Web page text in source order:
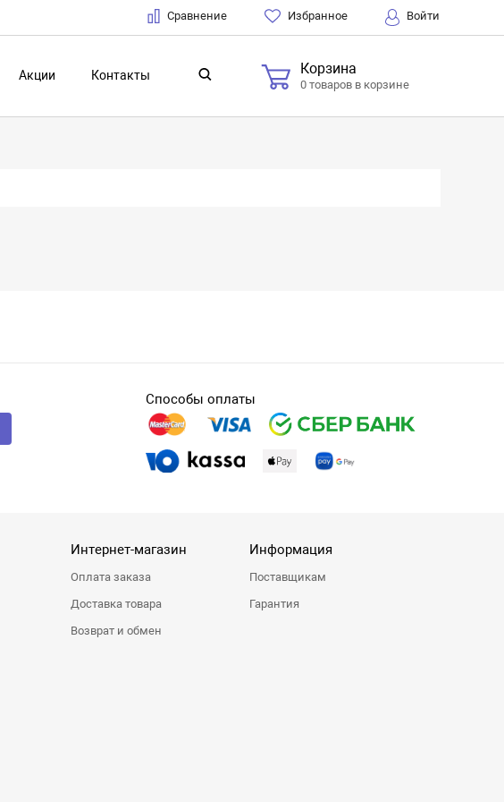
Сравнение Избранное Войти
Акции Контакты Корзина
0 товаров в корзине
Способы оплаты
Интернет-магазин
Оплата заказа
Доставка товара
Возврат и обмен
Информация
Поставщикам
Гарантия